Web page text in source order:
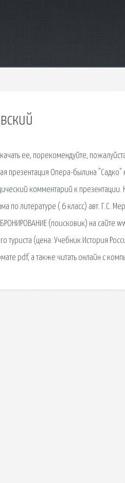
ее, порекомендуйте,
презентация Опера-былина "Садко"
комментарий к
по литературе ( 6 класс) авт. Г.С.
(поисковик) на сайте
(цена. Учебник История
pdf, а также читать онлайн с